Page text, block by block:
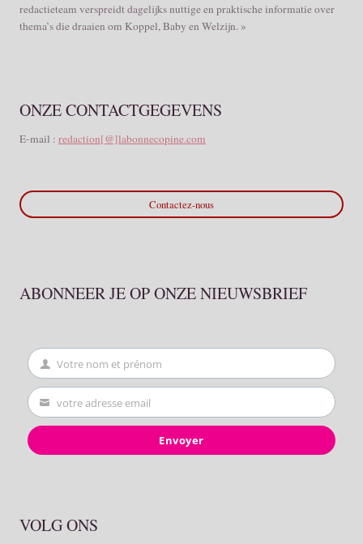
redactieteam verspreidt dagelijks nuttige en praktische informatie over
thema’s die draaien om Koppel, Baby en Welzijn. »
ONZE CONTACTGEGEVENS
E-mail : redaction[@]labonnecopine.com
Contactez-nous
ABONNEER JE OP ONZE NIEUWSBRIEF
First
Name
Votre nom et prénom
Your
email
votre adresse email
Envoyer
VOLG ONS